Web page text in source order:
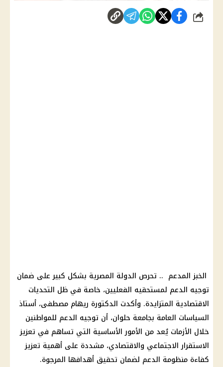
شارك
الخبز المدعم .. تحرص الدولة المصرية بشكل كبير على ضمان
توجيه الدعم لمستحقيه الفعليين، خاصة في ظل التحديات
الاقتصادية المتزايدة. وأكدت الدكتورة ريهام مصطفى، أستاذ
السياسات العامة بجامعة حلوان، أن توجيه الدعم للمواطنين
خلال الأزمات يُعد من الأمور الأساسية التي تساهم في تعزيز
الاستقرار الاجتماعي والاقتصادي، مشددة على أهمية تعزيز
كفاءة منظومة الدعم لضمان تحقيق أهدافها المرجوة.